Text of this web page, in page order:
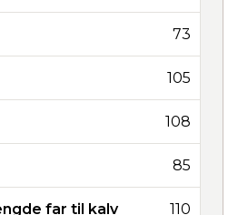
73
105
108
85
far til kalv 110